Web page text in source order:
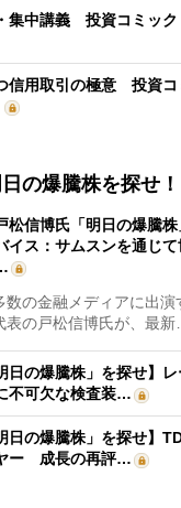
集中講義 投資コミック
信用取引の極意 投資コ
の爆騰株を探せ！
松信博氏「明日の爆騰
イス：サムスンを通じ
の金融メディアに出演
表の戸松信博氏が、最新…
日の爆騰株」を探せ】
不可欠な検査装…
日の爆騰株」を探せ】
ー 成長の再評…